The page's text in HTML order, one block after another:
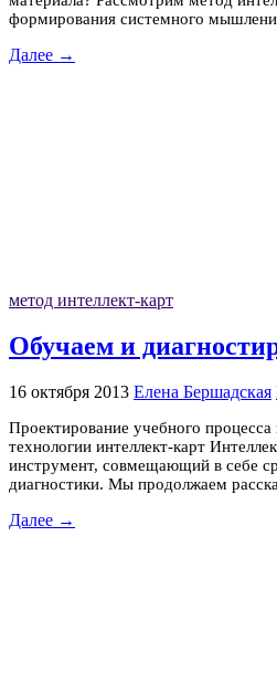
формирования системного
Далее →
метод интеллект-карт
Обучаем и
16 октября 2013 Елена Бершадская
Проектирование учебного
технологии интеллект-карт
инструмент, совмещающий в себе
диагностики. Мы продолжаем
Далее →